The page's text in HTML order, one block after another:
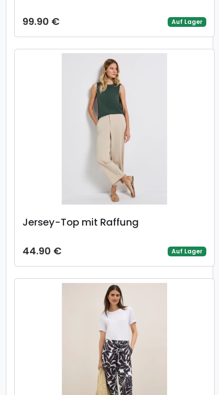
99.90 € Auf Lager
Jersey-Top mit Raffung
44.90 € Auf Lager